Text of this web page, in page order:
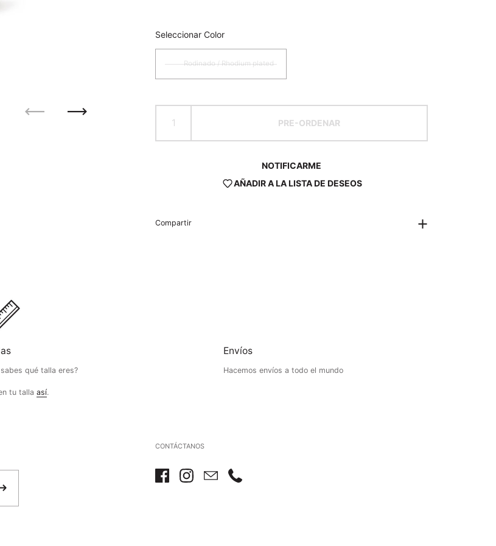
Seleccionar Color
Rodinado / Rhodium plated
PRE-ORDENAR
NOTIFICARME
AÑADIR A LA LISTA DE DESEOS
Compartir
Siguiente
sabes qué talla eres?
tu talla así.
Envíos
Hacemos envíos a todo el mundo
CONTÁCTANOS
FacebookInstagramEmail Phone
iniciar sesión
en su cuenta para agregar productos a su lista de
los artículos guardados anteriormente.